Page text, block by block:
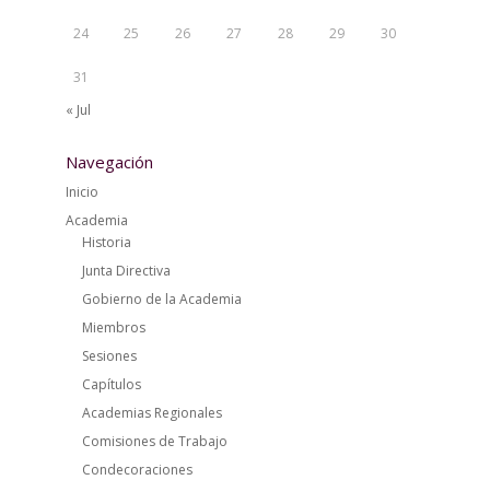
24 25 26 27 28 29 30
31
« Jul
Navegación
Inicio
Academia
Historia
Junta Directiva
Gobierno de la Academia
Miembros
Sesiones
Capítulos
Academias Regionales
Comisiones de Trabajo
Condecoraciones